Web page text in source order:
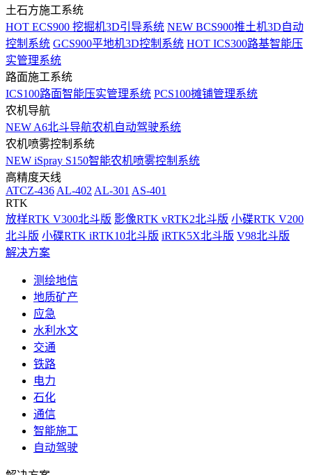
土石方施工系统
HOT ECS900 挖掘机3D引导系统 NEW BCS900推土机3D自动
控制系统 GCS900平地机3D控制系统 HOT ICS300路基智能压
实管理系统
路面施工系统
ICS100路面智能压实管理系统 PCS100摊铺管理系统
农机导航
NEW A6北斗导航农机自动驾驶系统
农机喷雾控制系统
NEW iSpray S150智能农机喷雾控制系统
高精度天线
ATCZ-436 AL-402 AL-301 AS-401
RTK
放样RTK V300北斗版 影像RTK vRTK2北斗版 小碟RTK V200
北斗版 小碟RTK iRTK10北斗版 iRTK5X北斗版 V98北斗版
解决方案
测绘地信
地质矿产
应急
水利水文
交通
铁路
电力
石化
通信
智能施工
自动驾驶